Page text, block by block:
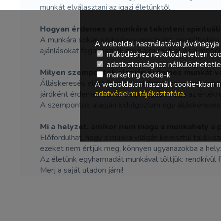
munkát elválasztani az igazi életünktől.
Hogyan érdemes a munkára tekinteni
A munkára sokan szükséges rosszként,
ajánlásokat fogalmaznak meg a munkával és a
Milyen szempontok alapján érdemes munkát
Álláskeresés előtt fontos tisztában lenni az
járóként érdemes azt is megvizsgálni, hogy az
A szempontok alapján kidolgoztam egy
Mi a helyzet, amikor nem maga a munkahely a
Előfordulhat, hogy a munka világán keresztül
ezeket nem értjük meg, könnyen ugyanazokba a
Az életünk egyharmadát munkával töltjük:
Merj a saját utadon járni!
A weboldal használatával jóváhagyja
működéshez nélkülözhetetlen
adatbiztonsághoz
marketing cookie-k
A weboldalon használt cookie-kban
adatvédelmi tájékoztatóra.